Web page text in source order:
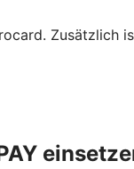
Zusätzlich